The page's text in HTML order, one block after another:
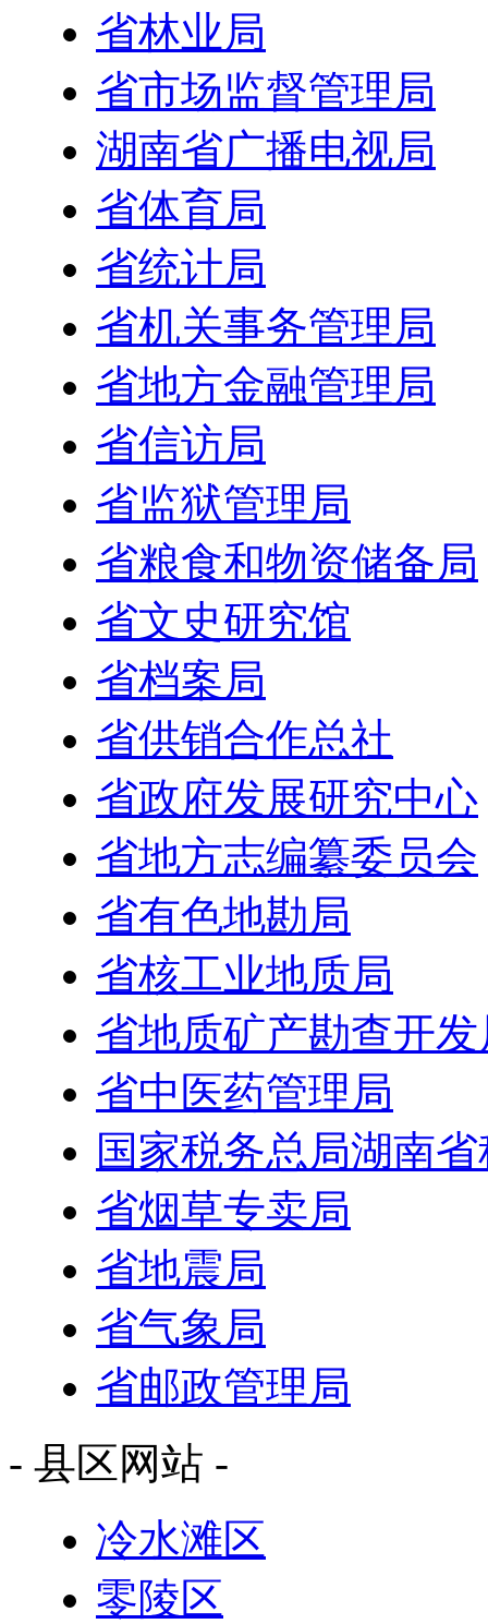
省林业局
省市场监督管理局
湖南省广播电视局
省体育局
省统计局
省机关事务管理局
省地方金融管理局
省信访局
省监狱管理局
省粮食和物资储备局
省文史研究馆
省档案局
省供销合作总社
省政府发展研究中心
省地方志编纂委员会
省有色地勘局
省核工业地质局
省地质矿产勘查开发
省中医药管理局
国家税务总局湖南
省烟草专卖局
省地震局
省气象局
省邮政管理局
- 县区网站 -
冷水滩区
零陵区